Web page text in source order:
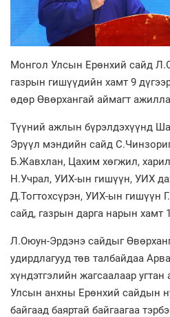
Монгол Улсын Ерөнхий сайд
газрын гишүүдийн хамт 9
өдөр Өвөрхангай аймагт
Түүний ажлын бүрэлдэхүүнд
Эрүүл мэндийн сайд
Б.Жавхлан, Цахим хөгжил,
Н.Учрал, УИХ-ын гишүүн, УИХ
Д.Тогтохсүрэн, УИХ-ын гишүүн
сайд, газрын дарга нарын хамт
Л.Оюун-Эрдэнэ сайдыг
удирдлагууд төв талбайдаа
хүндэтгэлийн жагсаалаар
Улсын анхны Ерөнхий сайдын
байгаад баяртай байгаагаа